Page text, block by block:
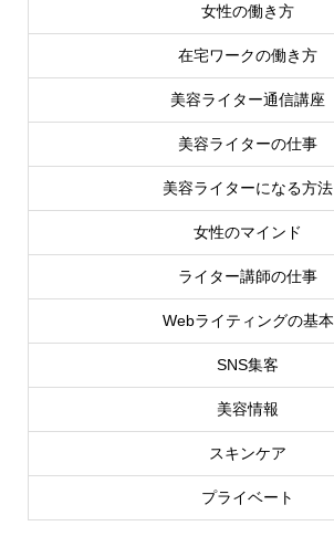
女性の働き方
在宅ワークの働き方
美容ライター通信講座
美容ライターの仕事
美容ライターになる方法
女性のマインド
ライター講師の仕事
Webライティングの基本
SNS集客
美容情報
スキンケア
プライベート